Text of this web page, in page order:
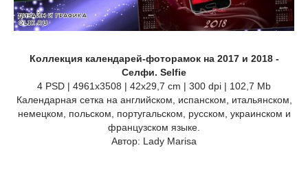
Коллекция календарей-фоторамок на 2017 и 2018 -
Селфи. Selfie
4 PSD | 4961х3508 | 42х29,7 cm | 300 dpi | 102,7 Mb
Календарная сетка на английском, испанском, итальянском,
немецком, польском, португальском, русском, украинском и
французском языке.
Автор: Lady Marisa